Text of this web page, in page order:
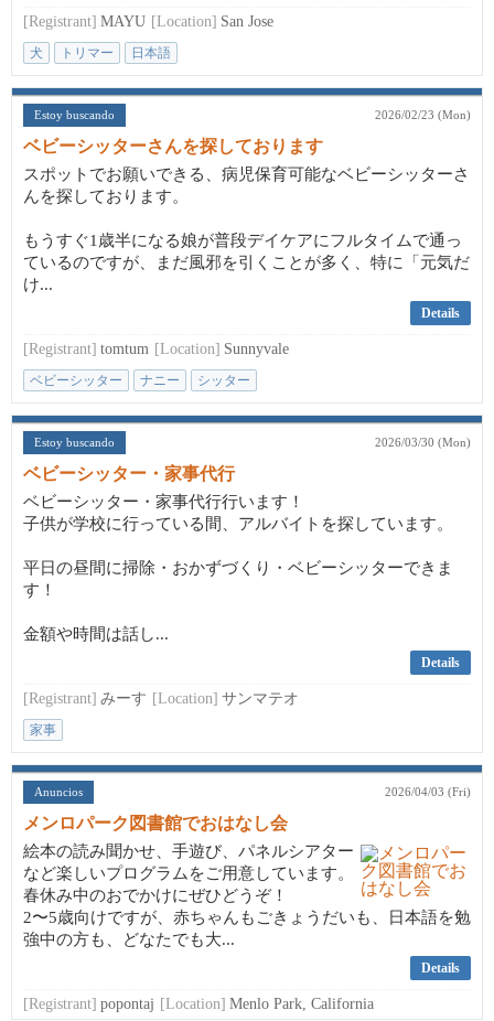
[Registrant] MAYU [Location] San Jose
犬 トリマー 日本語
Estoy buscando 2026/02/23 (Mon)
ベビーシッターさんを探しております
スポットでお願いできる、病児保育可能なベビーシッターさ
んを探しております。
もうすぐ1歳半になる娘が普段デイケアにフルタイムで通っ
ているのですが、まだ風邪を引くことが多く、特に「元気だ
け...
Details
[Registrant] tomtum [Location] Sunnyvale
ベビーシッター ナニー シッター
Estoy buscando 2026/03/30 (Mon)
ベビーシッター・家事代行
ベビーシッター・家事代行行います！
子供が学校に行っている間、アルバイトを探しています。
平日の昼間に掃除・おかずづくり・ベビーシッターできま
す！
金額や時間は話し...
Details
[Registrant] みーす [Location] サンマテオ
家事
Anuncios 2026/04/03 (Fri)
メンロパーク図書館でおはなし会
絵本の読み聞かせ、手遊び、パネルシアター
など楽しいプログラムをご用意しています。
春休み中のおでかけにぜひどうぞ！
2〜5歳向けですが、赤ちゃんもごきょうだいも、日本語を勉
強中の方も、どなたでも大...
Details
[Registrant] popontaj [Location] Menlo Park, California